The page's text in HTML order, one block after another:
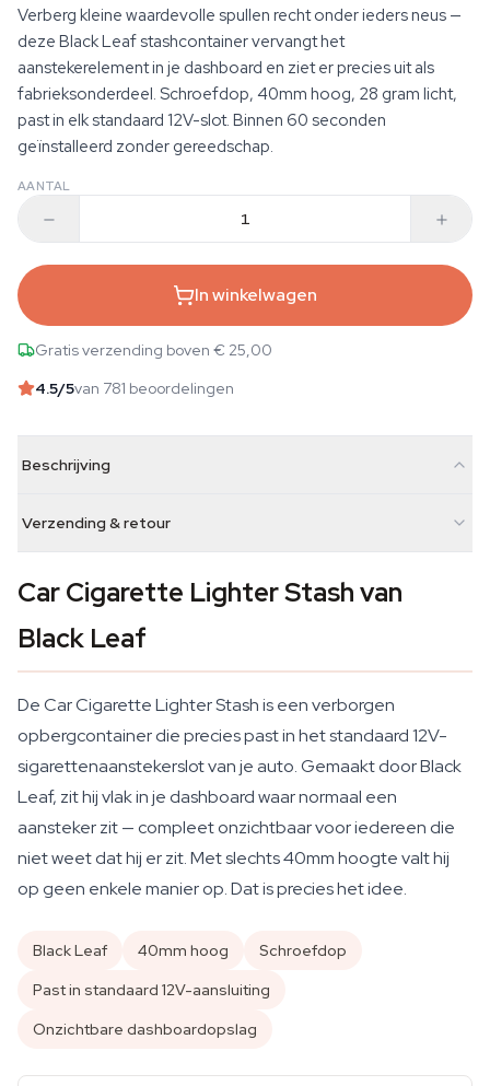
Verberg kleine waardevolle spullen recht onder ieders neus —
deze Black Leaf stashcontainer vervangt het
aanstekerelement in je dashboard en ziet er precies uit als
fabrieksonderdeel. Schroefdop, 40mm hoog, 28 gram licht,
past in elk standaard 12V-slot. Binnen 60 seconden
geïnstalleerd zonder gereedschap.
AANTAL
In winkelwagen
Gratis verzending boven € 25,00
4.5/5van 781 beoordelingen
Beschrijving
Verzending & retour
Car Cigarette Lighter Stash van
Black Leaf
De Car Cigarette Lighter Stash is een verborgen
opbergcontainer die precies past in het standaard 12V-
sigarettenaanstekerslot van je auto. Gemaakt door Black
Leaf, zit hij vlak in je dashboard waar normaal een
aansteker zit — compleet onzichtbaar voor iedereen die
niet weet dat hij er zit. Met slechts 40mm hoogte valt hij
op geen enkele manier op. Dat is precies het idee.
Black Leaf 40mm hoog
Schroefdop
Past in standaard 12V-aansluiting
Onzichtbare dashboardopslag